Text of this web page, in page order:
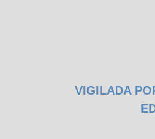
VIGILADA